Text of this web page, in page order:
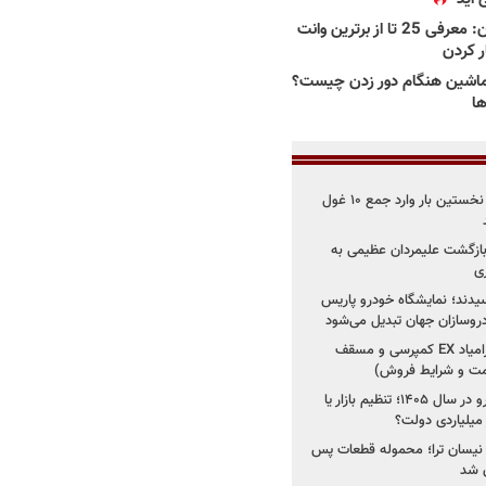
بهترین وانت ها در ایران: معرفی 25 تا از برترین وانت
کردن
هنگام دور زدن چیست؟
۳ خودروساز چینی برای نخستین بار وارد جمع ۱۰ غول
بازگشت علیمردان عظیمی به
نمایشگاه خودرو پاریس
شروع فروش اقساطی زامیاد EX کمپرسی و مسقف
راز واردات ۷۵ هزار خودرو در سال ۱۴۰۵؛ تنظیم بازار یا
نیسان ترا؛ محموله قطعات پس
شد